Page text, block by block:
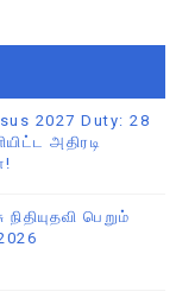
2027 Duty: 28
அதிரடி
பெறும்